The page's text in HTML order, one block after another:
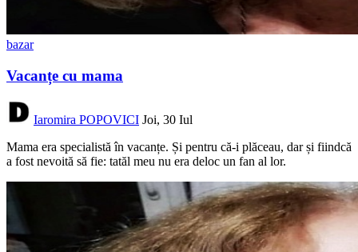
bazar
Vacanțe cu mama
Iaromira POPOVICI Joi, 30 Iul
Mama era specialistă în vacanțe. Și pentru că-i plăceau, dar și fiindcă
a fost nevoită să fie: tatăl meu nu era deloc un fan al lor.